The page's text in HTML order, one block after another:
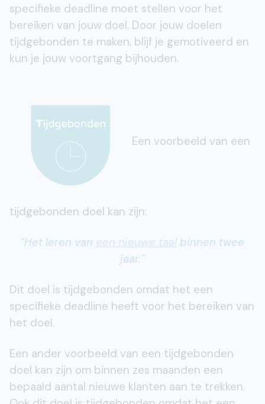
specifieke deadline moet stellen voor het
bereiken van jouw doel. Door jouw doelen
tijdgebonden te maken, blijf je gemotiveerd en
kun je jouw voortgang bijhouden.
Een voorbeeld van een
tijdgebonden doel kan zijn:
“Het leren van een nieuwe taal binnen twee
jaar.”
Dit doel is tijdgebonden omdat het een
specifieke deadline heeft voor het bereiken van
het doel.
Een ander voorbeeld van een tijdgebonden
doel kan zijn om binnen zes maanden een
bepaald aantal nieuwe klanten aan te trekken.